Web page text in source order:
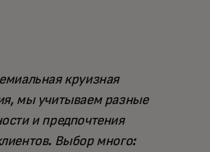
круизная
мы учитываем разные
и предпочтения
Выбор много: